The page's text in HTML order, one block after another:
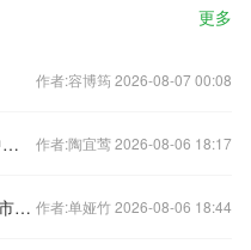
更多
作者:容博筠 2026-08-07 00:08
中央经济工作会议，回答六个关于中国经济的重要问题 作者:陶宜莺 2026-08-06 18:17
“北上广深”二手房交易回暖，年底楼市怎样看？ 作者:单娅竹 2026-08-06 18:44